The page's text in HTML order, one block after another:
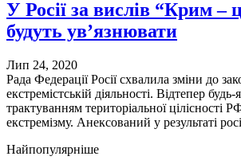
У Росії за вислів “Крим –
будуть ув’язнювати
Лип 24, 2020
Рада Федерації Росії схвалила зміни до
екстремістській діяльності. Відтепер будь-
трактуванням територіальної цілісності
екстремізму. Анексований у результаті
Найпопулярніше